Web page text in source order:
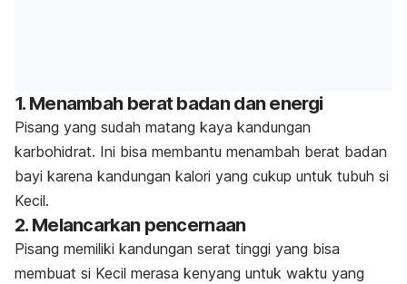
1. Menambah berat badan dan energi
Pisang yang sudah matang kaya kandungan
karbohidrat. Ini bisa membantu menambah berat badan
bayi karena kandungan kalori yang cukup untuk tubuh si
Kecil.
2. Melancarkan pencernaan
Pisang memiliki kandungan serat tinggi yang bisa
membuat si Kecil merasa kenyang untuk waktu yang